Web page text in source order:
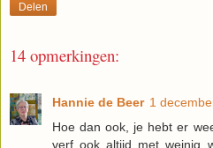
Delen
14 opmerkingen:
Hannie de Beer 1
Hoe dan ook, je hebt er
verf ook altijd met weinig